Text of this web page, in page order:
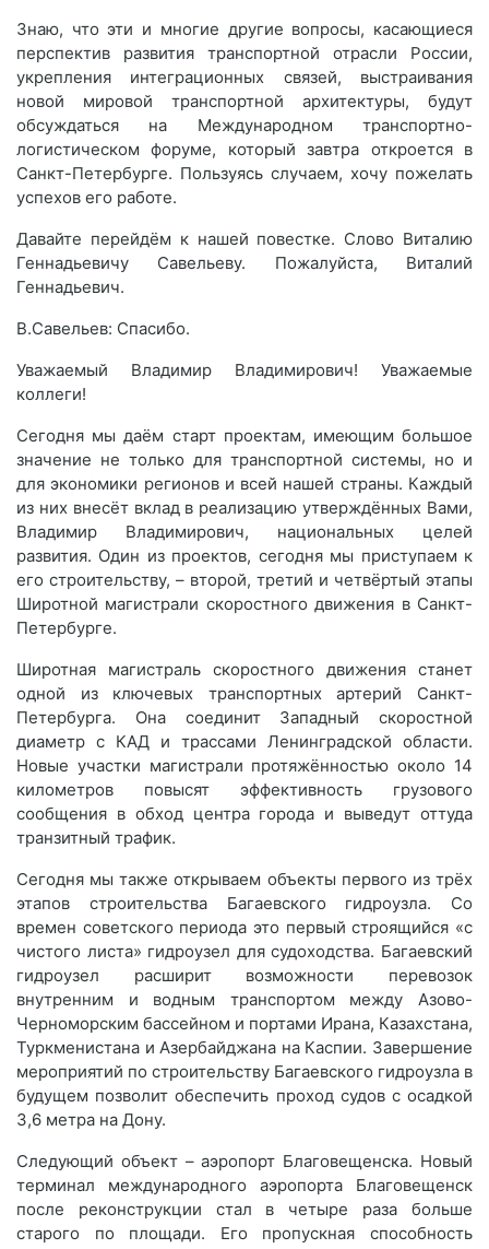
Знаю, что эти и многие другие вопросы, касающиеся
перспектив развития транспортной отрасли России,
укрепления интеграционных связей, выстраивания
новой мировой транспортной архитектуры, будут
обсуждаться на Международном транспортно-
логистическом форуме, который завтра откроется в
Санкт-Петербурге. Пользуясь случаем, хочу пожелать
успехов его работе.
Давайте перейдём к нашей повестке. Слово Виталию
Геннадьевичу Савельеву. Пожалуйста, Виталий
Геннадьевич.
В.Савельев: Спасибо.
Уважаемый Владимир Владимирович! Уважаемые
коллеги!
Сегодня мы даём старт проектам, имеющим большое
значение не только для транспортной системы, но и
для экономики регионов и всей нашей страны. Каждый
из них внесёт вклад в реализацию утверждённых Вами,
Владимир Владимирович, национальных целей
развития. Один из проектов, сегодня мы приступаем к
его строительству, – второй, третий и четвёртый этапы
Широтной магистрали скоростного движения в Санкт-
Петербурге.
Широтная магистраль скоростного движения станет
одной из ключевых транспортных артерий Санкт-
Петербурга. Она соединит Западный скоростной
диаметр с КАД и трассами Ленинградской области.
Новые участки магистрали протяжённостью около 14
километров повысят эффективность грузового
сообщения в обход центра города и выведут оттуда
транзитный трафик.
Сегодня мы также открываем объекты первого из трёх
этапов строительства Багаевского гидроузла. Со
времен советского периода это первый строящийся «с
чистого листа» гидроузел для судоходства. Багаевский
гидроузел расширит возможности перевозок
внутренним и водным транспортом между Азово-
Черноморским бассейном и портами Ирана, Казахстана,
Туркменистана и Азербайджана на Каспии. Завершение
мероприятий по строительству Багаевского гидроузла в
будущем позволит обеспечить проход судов с осадкой
3,6 метра на Дону.
Следующий объект – аэропорт Благовещенска. Новый
терминал международного аэропорта Благовещенск
после реконструкции стал в четыре раза больше
старого по площади. Его пропускная способность